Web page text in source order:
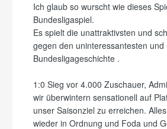
Ich glaub so wurscht wie dieses
Bundesligaspiel.
Es spielt die unattraktivsten und
gegen den uninteressantesten
Bundesligageschichte .
1:0 Sieg vor 4.000 Zuschauer,
wir überwintern sensationell auf
unser Saisonziel zu erreichen.
wieder in Ordnung und Foda und